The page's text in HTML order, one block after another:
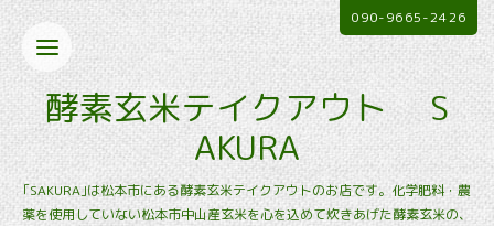
酵素玄米テイクアウト S
AKURA
｢SAKURA｣は松本市にある酵素玄米テイクアウトのお店です。化学肥料・農
薬を使用していない松本市中山産玄米を心を込めて炊きあげた酵素玄米の、
090-9665-2426